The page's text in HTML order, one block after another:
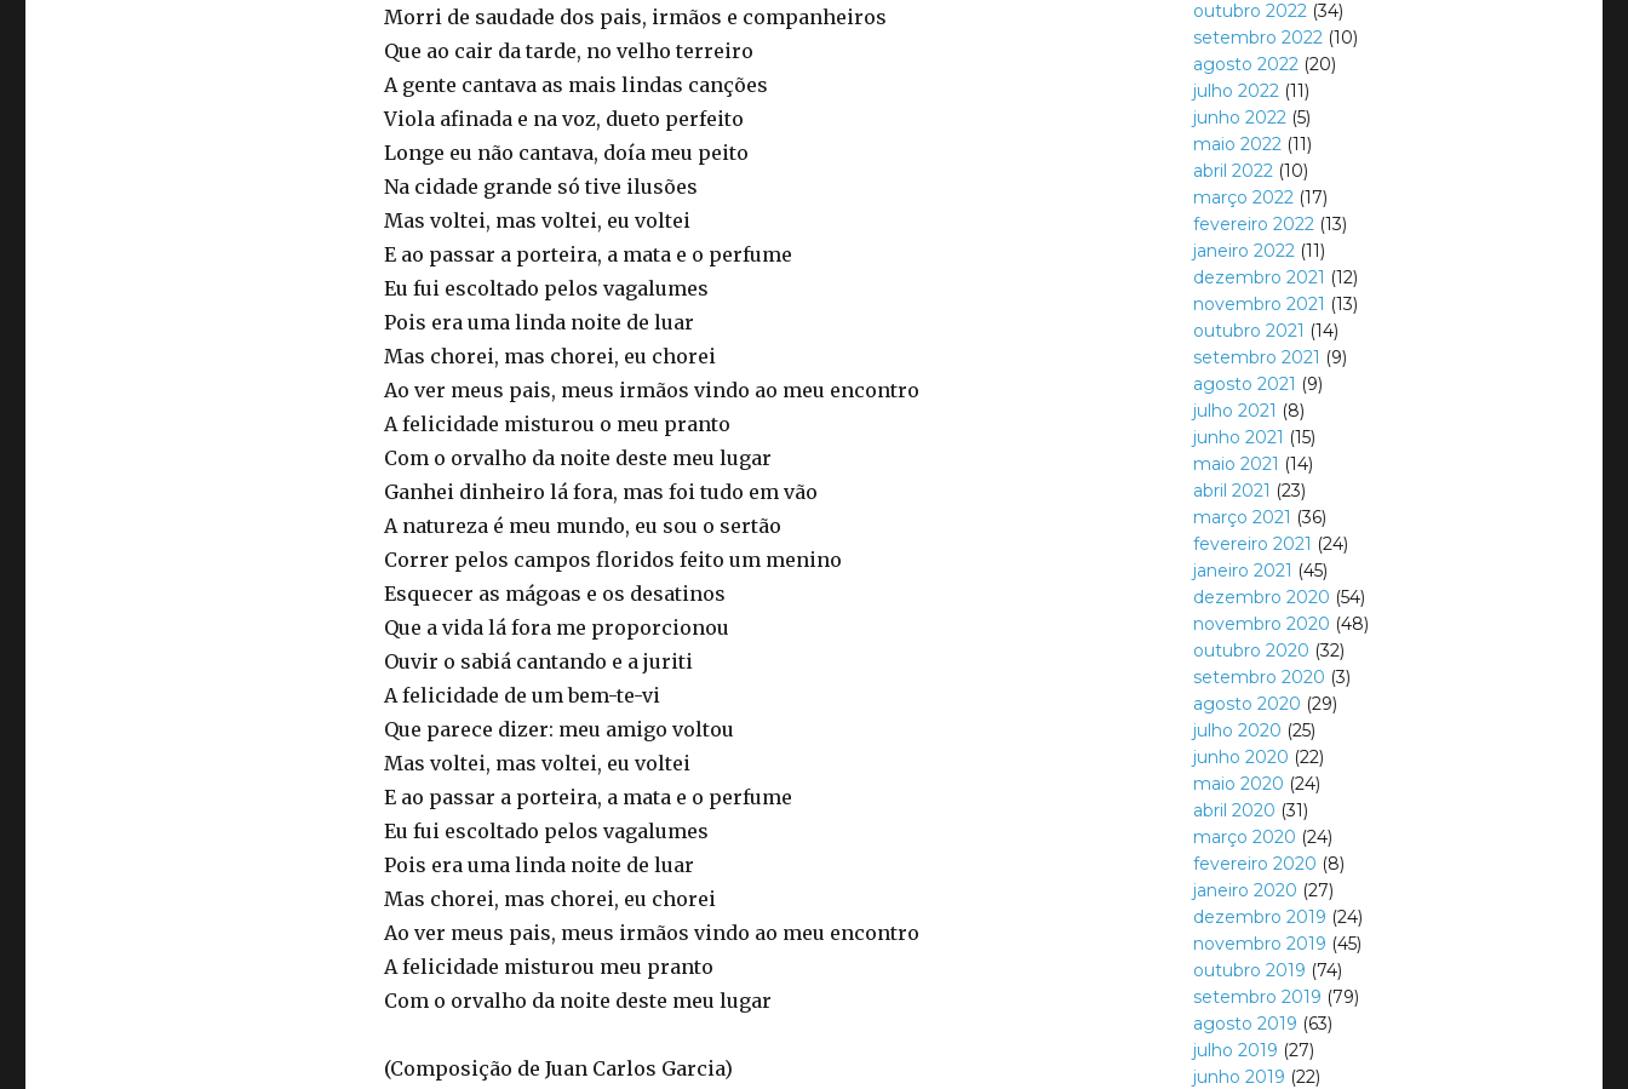
Morri de saudade dos pais, irmãos e companheiros
Que ao cair da tarde, no velho terreiro
A gente cantava as mais lindas canções
Viola afinada e na voz, dueto perfeito
Longe eu não cantava, doía meu peito
Na cidade grande só tive ilusões
Mas voltei, mas voltei, eu voltei
E ao passar a porteira, a mata e o perfume
Eu fui escoltado pelos vagalumes
Pois era uma linda noite de luar
Mas chorei, mas chorei, eu chorei
Ao ver meus pais, meus irmãos vindo ao meu encontro
A felicidade misturou o meu pranto
Com o orvalho da noite deste meu lugar
Ganhei dinheiro lá fora, mas foi tudo em vão
A natureza é meu mundo, eu sou o sertão
Correr pelos campos floridos feito um menino
Esquecer as mágoas e os desatinos
Que a vida lá fora me proporcionou
Ouvir o sabiá cantando e a juriti
A felicidade de um bem-te-vi
Que parece dizer: meu amigo voltou
Mas voltei, mas voltei, eu voltei
E ao passar a porteira, a mata e o perfume
Eu fui escoltado pelos vagalumes
Pois era uma linda noite de luar
Mas chorei, mas chorei, eu chorei
Ao ver meus pais, meus irmãos vindo ao meu encontro
A felicidade misturou meu pranto
Com o orvalho da noite deste meu lugar
(Composição de Juan Carlos Garcia)
outubro 2022 (34)
setembro 2022 (10)
agosto 2022 (20)
julho 2022 (11)
junho 2022 (5)
maio 2022 (11)
abril 2022 (10)
março 2022 (17)
fevereiro 2022 (13)
janeiro 2022 (11)
dezembro 2021 (12)
novembro 2021 (13)
outubro 2021 (14)
setembro 2021 (9)
agosto 2021 (9)
julho 2021 (8)
junho 2021 (15)
maio 2021 (14)
abril 2021 (23)
março 2021 (36)
fevereiro 2021 (24)
janeiro 2021 (45)
dezembro 2020 (54)
novembro 2020 (48)
outubro 2020 (32)
setembro 2020 (3)
agosto 2020 (29)
julho 2020 (25)
junho 2020 (22)
maio 2020 (24)
abril 2020 (31)
março 2020 (24)
fevereiro 2020 (8)
janeiro 2020 (27)
dezembro 2019 (24)
novembro 2019 (45)
outubro 2019 (74)
setembro 2019 (79)
agosto 2019 (63)
julho 2019 (27)
junho 2019 (22)